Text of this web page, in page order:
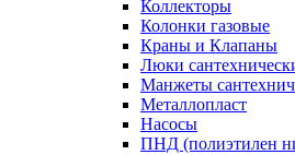
Коллекторы
Колонки газовые
Краны и Клапаны
Люки
Манжеты
Металлопласт
Насосы
ПНД (полиэтилен